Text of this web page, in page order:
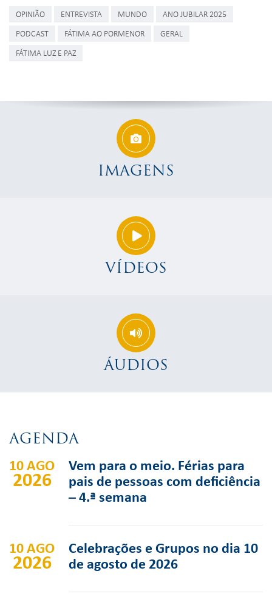
OPINIÃO ENTREVISTA MUNDO
ANO JUBILAR 2025
PODCAST
FÁTIMA AO PORMENOR
GERAL
FÁTIMA LUZ E PAZ
IMAGENS
VÍDEOS
ÁUDIOS
AGENDA
10 AGO
2026
Vem para o meio. Férias para
pais de pessoas com deficiência
– 4.ª semana
10 AGO
2026
Celebrações e Grupos no dia 10
de agosto de 2026